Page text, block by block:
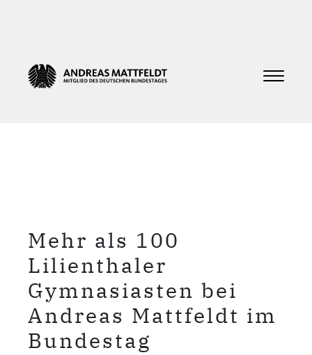
Mehr als 100
Lilienthaler
Gymnasiasten bei
Andreas Mattfeldt im
Bundestag